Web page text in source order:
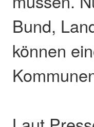
Bund,
können